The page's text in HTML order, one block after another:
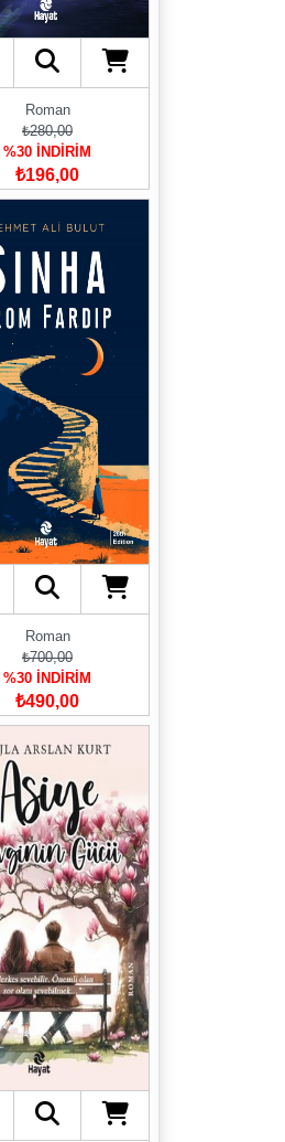
Roman
₺280,00
%30 İNDİRİM
₺196,00
Roman
₺700,00
%30 İNDİRİM
₺490,00